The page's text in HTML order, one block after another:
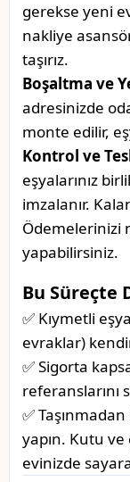
gerekse yeni
nakliye
taşırız.
Boşaltma ve
adresinizde
monte edilir,
Kontrol ve
eşyalarınız
imzalanır.
Ödemelerinizi
yapabilirsiniz.
Bu Süreçte
✅ Kıymetli
evraklar)
✅ Sigorta
referanslarını
✅
yapın. Kutu ve
evinizde